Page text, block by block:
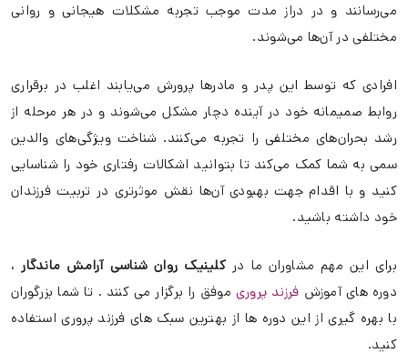
می‌رسانند و در دراز مدت موجب تجربه مشکلات هیجانی و روانی
مختلفی در آن‌ها می‌شوند.
افرادی که توسط این پدر و مادرها پرورش می‌یابند اغلب در برقراری
روابط صمیمانه خود در آینده دچار مشکل می‌شوند و در هر مرحله از
رشد بحران‌های مختلفی را تجربه می‌کنند. شناخت ویژگی‌های والدین
سمی به شما کمک می‌کند تا بتوانید اشکالات رفتاری خود را شناسایی
کنید و با اقدام جهت بهبودی آن‌ها نقش موثرتری در تربیت فرزندان
خود داشته باشید.
برای این مهم مشاوران ما در کلینیک روان شناسی آرامش ماندگار ،
دوره های آموزش فرزند پروری موفق را برگزار می کنند . تا شما بزرگوران
با بهره گیری از این دوره ها از بهترین سبک های فرزند پروری استفاده
کنید.